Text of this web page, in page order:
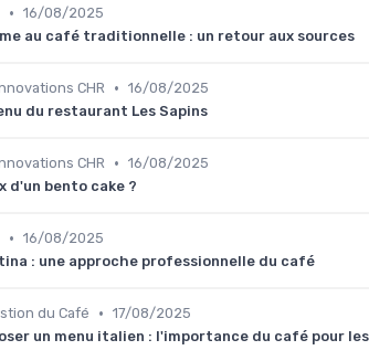
• 16/08/2025
au café traditionnelle : un retour aux sources
CHR • 16/08/2025
du restaurant Les Sapins
CHR • 16/08/2025
d'un bento cake ?
• 16/08/2025
: une approche professionnelle du café
du Café • 17/08/2025
un menu italien : l'importance du café pour